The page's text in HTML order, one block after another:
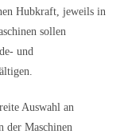
Hubkraft, jeweils in
sollen
und
Auswahl an
der Maschinen